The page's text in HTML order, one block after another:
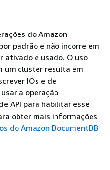
do Amazon
padrão e não incorre em
ativado e usado. O uso
um cluster resulta em
IOs e de
a operação
de API para habilitar esse
obter mais informações
do Amazon DocumentDB